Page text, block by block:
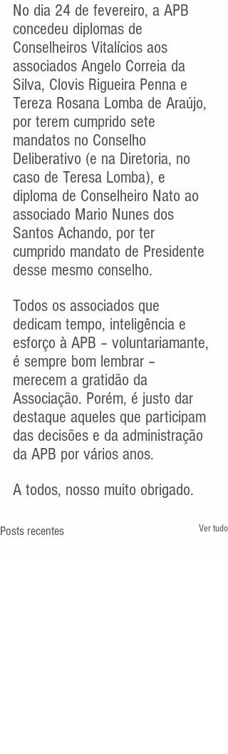
No dia 24 de fevereiro, a APB
concedeu diplomas de
Conselheiros Vitalícios aos
associados Angelo Correia da
Silva, Clovis Rigueira Penna e
Tereza Rosana Lomba de Araújo,
por terem cumprido sete
mandatos no Conselho
Deliberativo (e na Diretoria, no
caso de Teresa Lomba), e
diploma de Conselheiro Nato ao
associado Mario Nunes dos
Santos Achando, por ter
cumprido mandato de Presidente
desse mesmo conselho.
Todos os associados que
dedicam tempo, inteligência e
esforço à APB – voluntariamante,
é sempre bom lembrar –
merecem a gratidão da
Associação. Porém, é justo dar
destaque aqueles que participam
das decisões e da administração
da APB por vários anos.
A todos, nosso muito obrigado.
Posts recentes Ver tudo